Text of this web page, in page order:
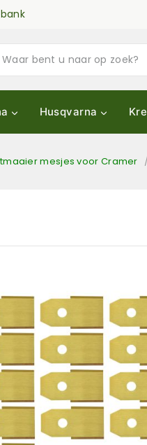
Husqvarna
mesjes voor Cramer